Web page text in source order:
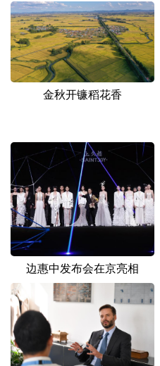
辽宁 吉林
浙江 安徽
山东 河南
四川 贵州
陕西
新疆 内蒙古
多语种频道
English Español
Русский язык
Deutsch Português
金秋开镰稻花香
边惠中发布会在京亮相